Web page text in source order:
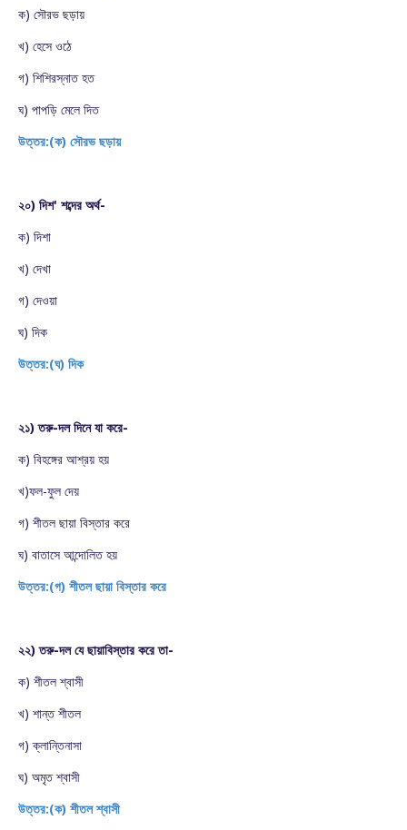
ক) সৌরভ ছড়ায়
খ) হেসে ওঠে
গ) শিশিরস্নাত হত
ঘ) পাপড়ি মেলে দিত
উত্তর:(ক) সৌরভ ছড়ায়
২০) দিশ' শব্দের অর্থ-
ক) দিশা
খ) দেখা
গ) দেওয়া
ঘ) দিক
উত্তর:(ঘ) দিক
২১) তরু-দল দিনে যা করে-
ক) বিহঙ্গের আশ্রয় হয়
খ)ফল-ফুল দেয়
গ) শীতল ছায়া বিস্তার করে
ঘ) বাতাসে আন্দোলিত হয়
উত্তর:(গ) শীতল ছায়া বিস্তার করে
২২) তরু-দল যে ছায়াবিস্তার করে তা-
ক) শীতল শ্বাসী
খ) শান্ত শীতল
গ) ক্লান্তিনাসা
ঘ) অমৃত শ্বাসী
উত্তর:(ক) শীতল শ্বাসী